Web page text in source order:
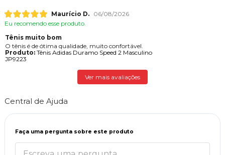
Maurício D.
06/08/2026
Eu recomendo esse produto.
Tênis muito bom
O tênis é de ótima qualidade, muito confortável.
Produto:Tênis Adidas Duramo Speed 2 Masculino
JP9223
Ver mais avaliações
Central de Ajuda
Faça uma pergunta sobre este produto